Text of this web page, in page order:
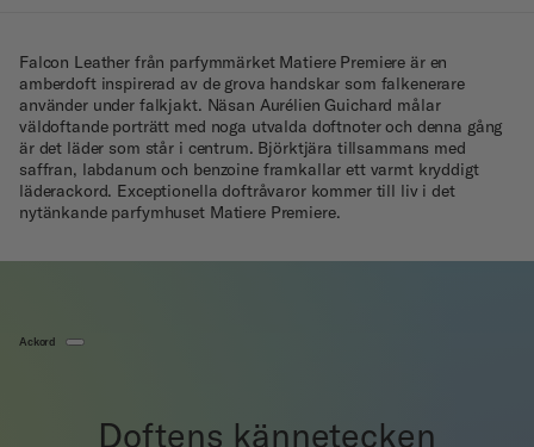
Falcon Leather från parfymmärket Matiere Premiere är en
amberdoft inspirerad av de grova handskar som falkenerare
använder under falkjakt. Näsan Aurélien Guichard målar
väldoftande porträtt med noga utvalda doftnoter och denna gång
är det läder som står i centrum. Björktjära tillsammans med
saffran, labdanum och benzoine framkallar ett varmt kryddigt
läderackord. Exceptionella doftråvaror kommer till liv i det
nytänkande parfymhuset Matiere Premiere.
Ackord
Doftens kännetecken